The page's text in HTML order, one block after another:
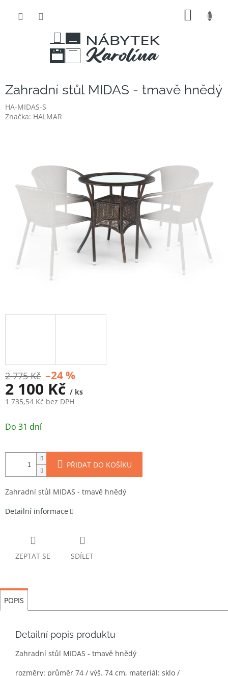
Zahradní stůl MIDAS - tmavě hnědý
HA-MIDAS-S
Značka: HALMAR
2 775 Kč –24 %
2 100 Kč / ks
1 735,54 Kč bez DPH
cena:
Do 31 dní
PŘIDAT DO KOŠÍKU
Zahradní stůl MIDAS - tmavě hnědý
Detailní informace
ZEPTAT SE SDÍLET
POPIS
Detailní popis produktu
Zahradní stůl MIDAS - tmavě hnědý
rozměry: průměr 74 / výš. 74 cm, materiál: sklo /